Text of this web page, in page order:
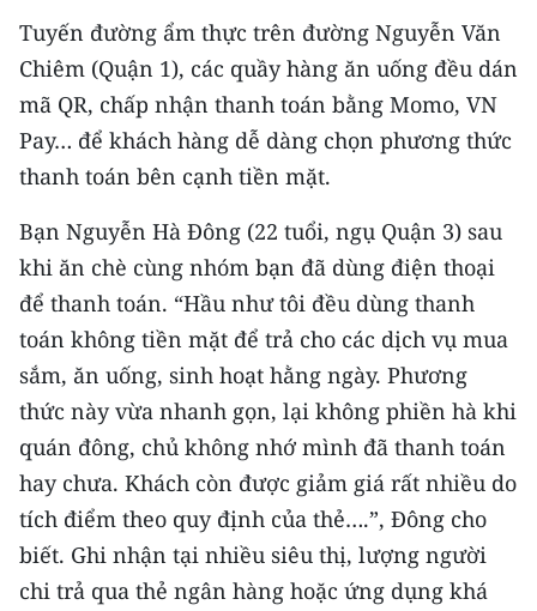
TRI THỨC CHUYÊN SÂU
54 DÂN TỘC VIỆT NAM
CHƯƠNG TRÌNH OCOP - MỖI XÃ
MỘT SẢN PHẨM
RADIO
MEDIA CENTER
E-Magazine
Video
Media Chính trị
Media Kinh tế
Media Văn hóa
Tuyến đường ẩm thực trên đường Nguyễn Văn
Chiêm (Quận 1), các quầy hàng ăn uống đều dán
mã QR, chấp nhận thanh toán bằng Momo, VN
Pay… để khách hàng dễ dàng chọn phương thức
thanh toán bên cạnh tiền mặt.
Bạn Nguyễn Hà Đông (22 tuổi, ngụ Quận 3) sau
khi ăn chè cùng nhóm bạn đã dùng điện thoại
để thanh toán. “Hầu như tôi đều dùng thanh
toán không tiền mặt để trả cho các dịch vụ mua
sắm, ăn uống, sinh hoạt hằng ngày. Phương
thức này vừa nhanh gọn, lại không phiền hà khi
quán đông, chủ không nhớ mình đã thanh toán
hay chưa. Khách còn được giảm giá rất nhiều do
tích điểm theo quy định của thẻ….”, Đông cho
biết. Ghi nhận tại nhiều siêu thị, lượng người
chi trả qua thẻ ngân hàng hoặc ứng dụng khá